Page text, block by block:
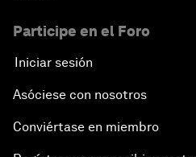
Participe en el Foro
Iniciar sesión
Asóciese con nosotros
Conviértase en miembro